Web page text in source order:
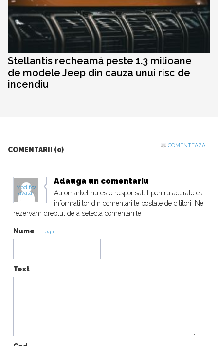
Stellantis recheamă peste 1.3 milioane
de modele Jeep din cauza unui risc de
incendiu
COMENTARII (0)
COMENTEAZA
Modifica
avatar
Adauga un comentariu
Automarket nu este responsabil pentru acuratetea
informatiilor din comentariile postate de cititori. Ne
rezervam dreptul de a selecta comentariile.
Nume Login
Text